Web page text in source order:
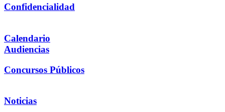
Confidencialidad
Calendario
Audiencias
Concursos Públicos
Noticias